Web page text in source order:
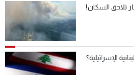
تلاحق السكان!
الإسرائيلية؟